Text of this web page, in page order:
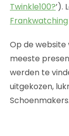
Twinkle100?’).
Frankwatching
Op de website
meeste
werden te
uitgekozen,